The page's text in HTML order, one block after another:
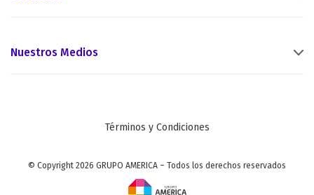
Nuestros Medios
Términos y Condiciones
© Copyright 2026 GRUPO AMERICA – Todos los derechos reservados